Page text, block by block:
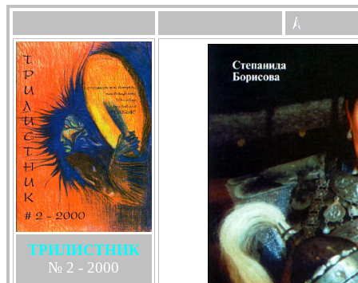
ТРИЛИСТНИК
№ 2 - 2000